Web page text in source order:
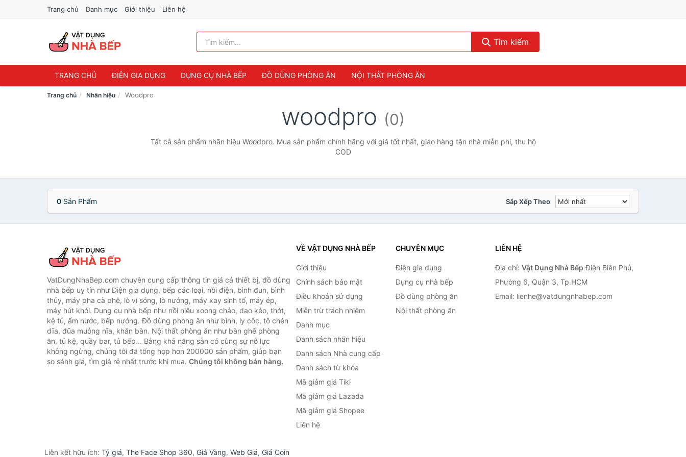
Trang chủ Danh mục Giới thiệu Liên hệ
Tìm kiếm
TRANG CHỦ ĐIỆN GIA DỤNG DỤNG CỤ NHÀ BẾP ĐỒ DÙNG PHÒNG ĂN NỘI THẤT PHÒNG ĂN
Trang chủ Nhãn hiệu Woodpro
woodpro (0)
Tất cả sản phẩm nhãn hiệu Woodpro. Mua sản phẩm chính hãng với giá tốt nhất, giao hàng tận nhà miễn phí, thu hộ
COD
0 Sản Phẩm Sắp Xếp Theo
VatDungNhaBep.com chuyên cung cấp thông tin giá cả thiết bị, đồ dùng
nhà bếp uy tín như Điện gia dụng, bếp các loại, nồi điện, bình đun, bình
thủy, máy pha cà phê, lò vi sóng, lò nướng, máy xay sinh tố, máy ép,
máy hút khói. Dụng cụ nhà bếp như nồi niêu xoong chảo, dao kéo, thớt,
kệ tủ, ấm nước, bếp nướng. Đồ dùng phòng ăn như bình, ly cốc, tô chén
dĩa, đũa muỗng nĩa, khăn bàn. Nội thất phòng ăn như bàn ghế phòng
ăn, tủ kệ, quầy bar, tủ bếp... Bằng khả năng sẵn có cùng sự nỗ lực
không ngừng, chúng tôi đã tổng hợp hơn 200000 sản phẩm, giúp bạn
so sánh giá, tìm giá rẻ nhất trước khi mua. Chúng tôi không bán hàng.
VỀ VẬT DỤNG NHÀ BẾP
Giới thiệu
Chính sách bảo mật
Điều khoản sử dụng
Miễn trừ trách nhiệm
Danh mục
Danh sách nhãn hiệu
Danh sách Nhà cung cấp
Danh sách từ khóa
Mã giảm giá Tiki
Mã giảm giá Lazada
Mã giảm giá Shopee
Liên hệ
CHUYÊN MỤC
Điện gia dụng
Dụng cụ nhà bếp
Đồ dùng phòng ăn
Nội thất phòng ăn
LIÊN HỆ
Địa chỉ: Vật Dụng Nhà Bếp Điện Biên Phủ,
Phường 6, Quận 3, Tp.HCM
Email: lienhe@vatdungnhabep.com
Liên kết hữu ích: Tỷ giá, The Face Shop 360, Giá Vàng, Web Giá, Giá Coin